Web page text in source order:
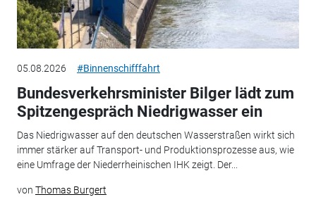
05.08.2026 #Binnenschifffahrt
Bundesverkehrsminister Bilger lädt zum
Spitzengespräch Niedrigwasser ein
Das Niedrigwasser auf den deutschen Wasserstraßen wirkt sich
immer stärker auf Transport- und Produktionsprozesse aus, wie
eine Umfrage der Niederrheinischen IHK zeigt. Der...
von Thomas Burgert